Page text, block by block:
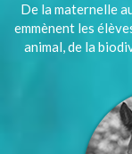
De la maternelle
emmènent les
animal, de la